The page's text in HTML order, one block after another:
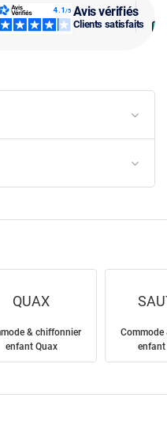
Avis vérifiés
Clients satisfaits
QUAX
& chiffonnier
enfant Quax